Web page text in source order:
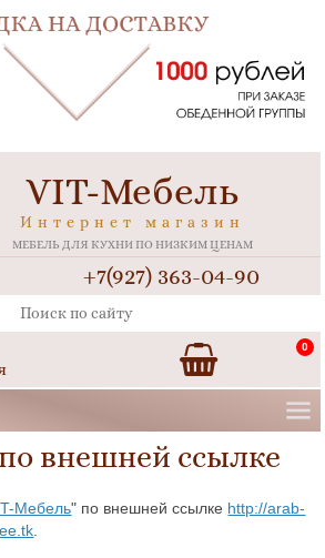
VIT-Мебель
Интернет магазин
МЕБЕЛЬ ДЛЯ КУХНИ ПО НИЗКИМ ЦЕНАМ
+7(927) 363-04-90
0
внешней ссылке
Мебель" по внешней ссылке http://arab-